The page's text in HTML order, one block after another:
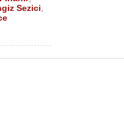
Sezici